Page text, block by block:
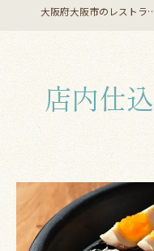
大阪府大阪市のレス
店内仕